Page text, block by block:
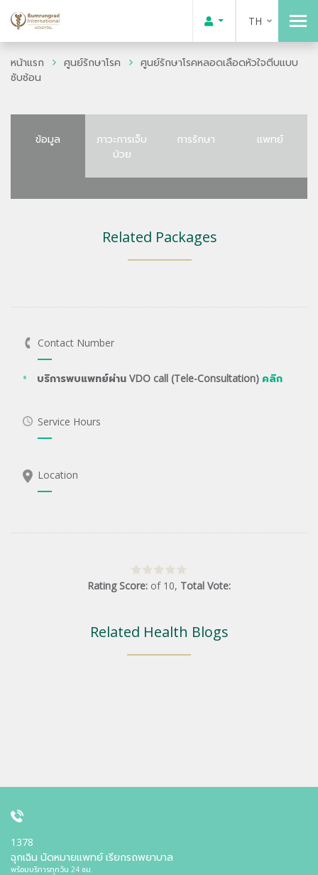
TH
หน้าแรก ศูนย์รักษาโรค
ศูนย์รักษาโรคหลอดเลือดหัวใจตีบแบบ
ซับซ้อน
ข้อมูล
ภาวะการเจ็บ
ป่วย
การรักษา แพทย์
Related Packages
Contact Number
บริการพบแพทย์ผ่าน VDO call (Tele-Consultation) คลิก
Service Hours
Location
Rating Score: of 10, Total Vote:
Related Health Blogs
1378
ฉุกเฉิน นัดหมายแพทย์ เรียกรถพยาบาล
พร้อมบริการทุกวัน 24 ชม.